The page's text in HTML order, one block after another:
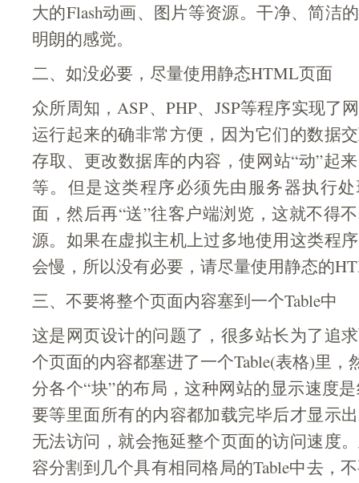
大的Flash动画、图片等资源。干净、简洁
明朗的感觉。
二、如没必要，尽量使用静态HTML页面
众所周知，ASP、PHP、JSP等程序实现了
运行起来的确非常方便，因为它们的数据
存取、更改数据库的内容，使网站“动”起
等。但是这类程序必须先由服务器执行
面，然后再“送”往客户端浏览，这就不得
源。如果在虚拟主机上过多地使用这类程
会慢，所以没有必要，请尽量使用静态的
三、不要将整个页面内容塞到一个Table中
这是网页设计的问题了，很多站长为了追
个页面的内容都塞进了一个Table(表格)里，
分各个“块”的布局，这种网站的显示速度
要等里面所有的内容都加载完毕后才显示
无法访问，就会拖延整个页面的访问速度
容分割到几个具有相同格局的Table中去，